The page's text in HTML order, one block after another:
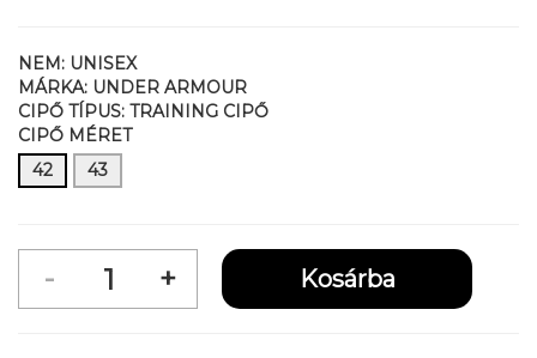
NEM: UNISEX
MÁRKA: UNDER ARMOUR
CIPŐ TÍPUS: TRAINING CIPŐ
CIPŐ MÉRET
42
43